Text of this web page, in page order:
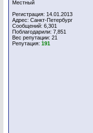
Местный
Регистрация: 14.01.2013
Адрес: Санкт-Петербург
Сообщений: 6,301
Поблагодарили: 7,851
Вес репутации: 21
Репутация: 191